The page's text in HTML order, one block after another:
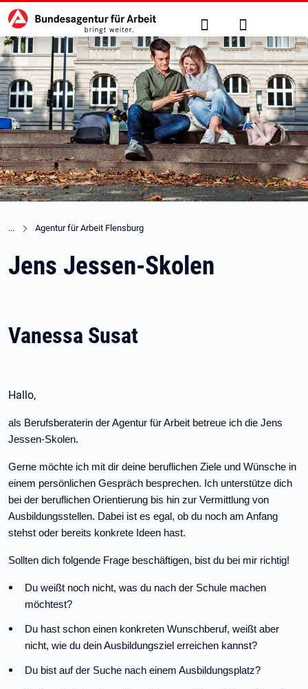
zu den Hauptinhalten springen
Hauptnavigation Suche Anmelden
Agentur für Arbeit Flensburg
Jens Jessen-Skolen
Vanessa Susat
Hallo,
als Berufsberaterin der Agentur für Arbeit betreue ich die Jens
Jessen-Skolen.
Gerne möchte ich mit dir deine beruflichen Ziele und Wünsche in
einem persönlichen Gespräch besprechen. Ich unterstütze dich
bei der beruflichen Orientierung bis hin zur Vermittlung von
Ausbildungsstellen. Dabei ist es egal, ob du noch am Anfang
stehst oder bereits konkrete Ideen hast.
Sollten dich folgende Frage beschäftigen, bist du bei mir richtig!
Du weißt noch nicht, was du nach der Schule machen
möchtest?
Du hast schon einen konkreten Wunschberuf, weißt aber
nicht, wie du dein Ausbildungsziel erreichen kannst?
Du bist auf der Suche nach einem Ausbildungsplatz?